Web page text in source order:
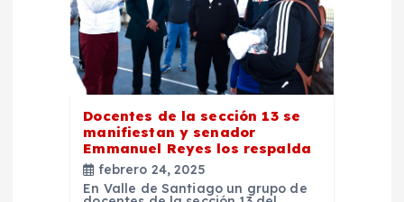
Docentes de la sección 13 se
manifiestan y senador
Emmanuel Reyes los respalda
febrero 24, 2025
En Valle de Santiago un grupo de